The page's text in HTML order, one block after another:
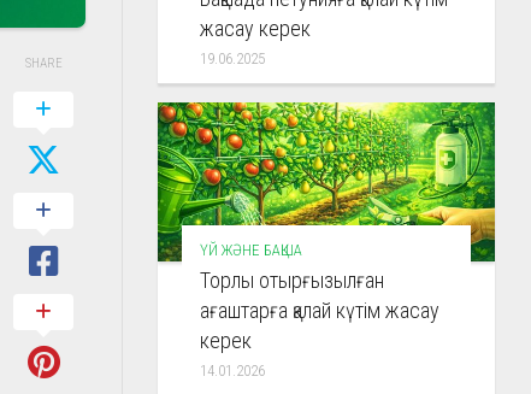
SHARE
жасау керек
19.06.2025
ҮЙ ЖӘНЕ БАҚША
Торлы отырғызылған
ағаштарға қалай күтім жасау
керек
14.01.2026